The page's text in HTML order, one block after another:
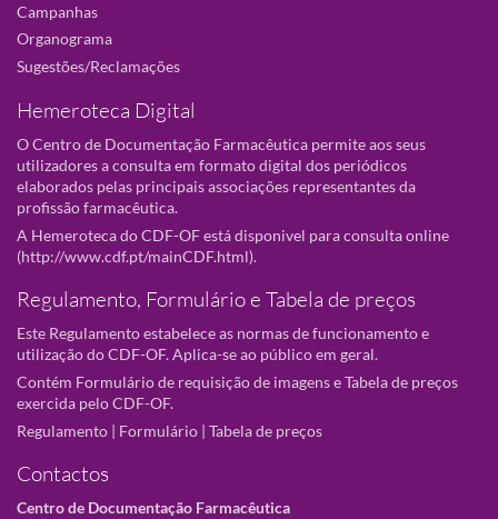
Campanhas
Organograma
Sugestões/Reclamações
Hemeroteca Digital
O Centro de Documentação Farmacêutica permite aos seus
utilizadores a consulta em formato digital dos periódicos
elaborados pelas principais associações representantes da
profissão farmacêutica.
A Hemeroteca do CDF-OF está disponivel para consulta online
(http://www.cdf.pt/mainCDF.html).
Regulamento, Formulário e Tabela de preços
Este Regulamento estabelece as normas de funcionamento e
utilização do CDF-OF. Aplica-se ao público em geral.
Contém Formulário de requisição de imagens e Tabela de preços
exercida pelo CDF-OF.
Regulamento | Formulário | Tabela de preços
Contactos
Centro de Documentação Farmacêutica